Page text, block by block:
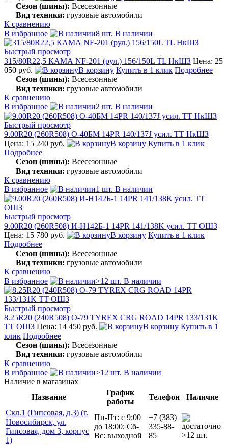
Сезон (шины): Всесезонные
Вид техники: грузовые автомобили
К сравнению
В избранное
8 шт. В наличии
Быстрый просмотр
315/80R22,5 КАМА NF-201 (рул.) 156/150L TL НкШЗ Цена: 25
050 руб.
В корзину Купить в 1 клик Подробнее
Сезон (шины): Всесезонные
Вид техники: грузовые автомобили
К сравнению
В избранное
2 шт. В наличии
Быстрый просмотр
9.00R20 (260R508) О-40БМ 14PR 140/137J усил. TT НкШЗ
Цена: 15 240 руб.
В корзину Купить в 1 клик
Подробнее
Сезон (шины): Всесезонные
Вид техники: грузовые автомобили
К сравнению
В избранное
1 шт. В наличии
Быстрый просмотр
9.00R20 (260R508) И-Н142Б-1 14PR 141/138K усил. TT ОШЗ
Цена: 15 780 руб.
В корзину Купить в 1 клик
Подробнее
Сезон (шины): Всесезонные
Вид техники: грузовые автомобили
К сравнению
В избранное
>12 шт. В наличии
Быстрый просмотр
8.25R20 (240R508) О-79 TYREX CRG ROAD 14PR 133/131K
TT ОШЗ Цена: 14 450 руб. В корзину Купить в 1
клик Подробнее
Сезон (шины): Всесезонные
Вид техники: грузовые автомобили
К сравнению
В избранное
>12 шт. В наличии
Наличие в магазинах
Название
График
работы
Телефон
Наличие
Скл.1 (Гипсовая, д.3) (г.
Новосибирск, ул.
Гипсовая, дом 3, корпус
1)
Пн-Пт: с 9:00
до 18:00; Сб-
Вс: выходной
+7 (383)
335-88-
85
>12 шт.